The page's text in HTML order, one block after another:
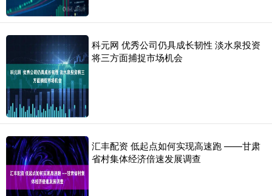
科元网 优秀公司仍具成长韧性 淡水泉投资
将三方面捕捉市场机会
汇丰配资 低起点如何实现高速跑 ——甘肃
省村集体经济倍速发展调查